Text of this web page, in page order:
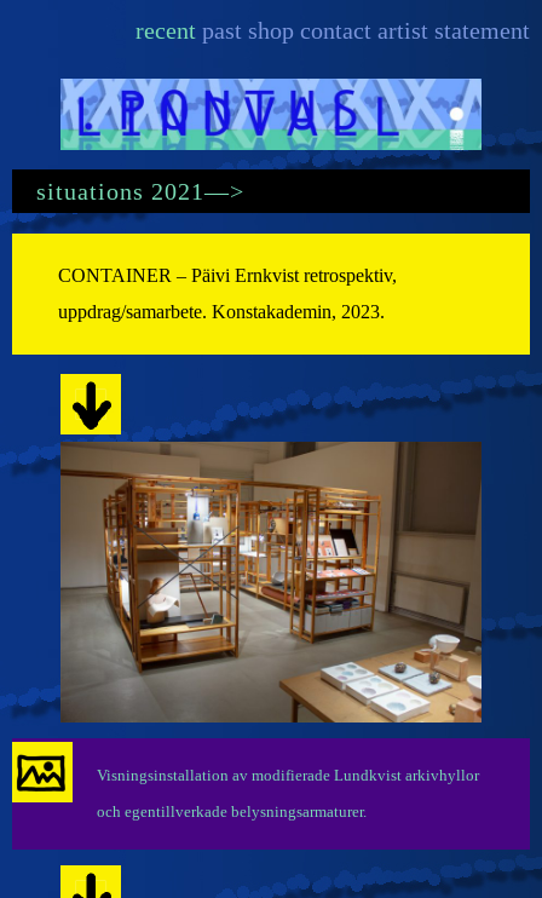
content
recent past shop contact artist statement
situations 2021—>
CONTAINER – Päivi Ernkvist retrospektiv,
uppdrag/samarbete. Konstakademin, 2023.
Visningsinstallation av modifierade Lundkvist arkivhyllor
och egentillverkade belysningsarmaturer.